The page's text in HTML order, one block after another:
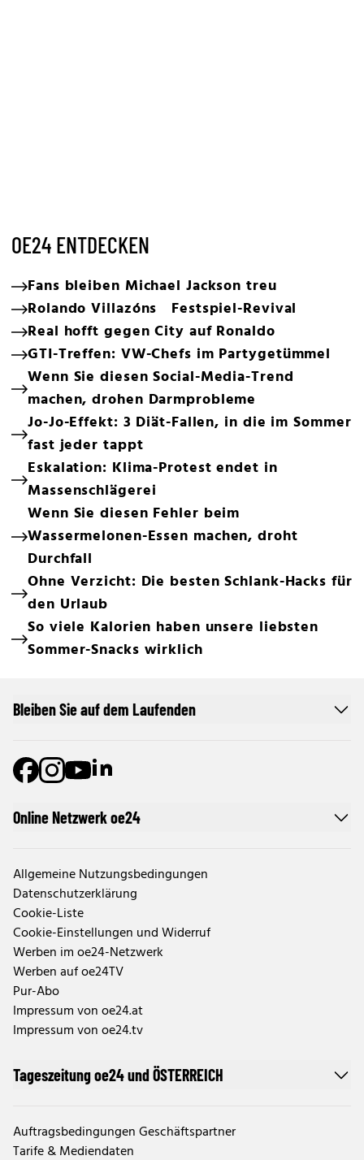
OE24 ENTDECKEN
Fans bleiben Michael Jackson treu
Rolando Villazóns Festspiel-Revival
Real hofft gegen City auf Ronaldo
GTI-Treffen: VW-Chefs im Partygetümmel
Wenn Sie diesen Social-Media-Trend
machen, drohen Darmprobleme
Jo-Jo-Effekt: 3 Diät-Fallen, in die im Sommer
fast jeder tappt
Eskalation: Klima-Protest endet in
Massenschlägerei
Wenn Sie diesen Fehler beim
Wassermelonen-Essen machen, droht
Durchfall
Ohne Verzicht: Die besten Schlank-Hacks für
den Urlaub
So viele Kalorien haben unsere liebsten
Sommer-Snacks wirklich
Online Netzwerk oe24
Allgemeine Nutzungsbedingungen
Datenschutzerklärung
Cookie-Liste
Cookie-Einstellungen und Widerruf
Werben im oe24-Netzwerk
Werben auf oe24TV
Pur-Abo
Impressum von oe24.at
Impressum von oe24.tv
Tageszeitung oe24 und ÖSTERREICH
Auftragsbedingungen Geschäftspartner
Tarife & Mediendaten
Bleiben Sie auf dem Laufenden